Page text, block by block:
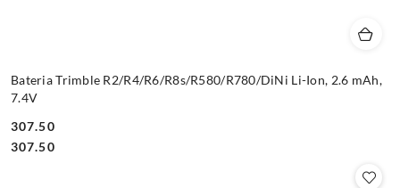
Bateria Trimble R2/R4/R6/R8s/R580/R780/DiNi Li-Ion, 2.6 mAh,
7.4V
Cena:
307.50
Cena:
307.50